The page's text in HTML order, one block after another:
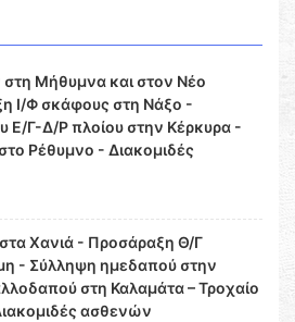
Μήθυμνα και στον Νέο
Ι/Φ σκάφους στη Νάξο -
Ε/Γ-Δ/Ρ πλοίου στην Κέρκυρα -
Ρέθυμνο - Διακομιδές
Χανιά - Προσάραξη Θ/Γ
- Σύλληψη ημεδαπού στην
στη Καλαμάτα – Τροχαίο
ασθενών